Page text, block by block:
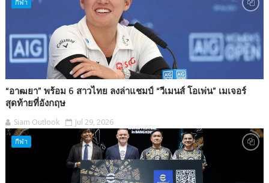
กีฬา
“อาฒยา” พร้อม 6 สาวไทย ลงล่าแชมป์ “วีเมนส์ โอเพ่น” เมเจอร์
สุดท้ายที่อังกฤษ
Siam Outlook Jul 29, 2026
กีฬา